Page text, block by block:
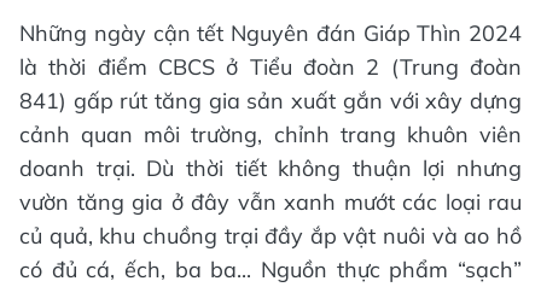
Những ngày cận tết Nguyên đán Giáp Thìn 2024
là thời điểm CBCS ở Tiểu đoàn 2 (Trung đoàn
841) gấp rút tăng gia sản xuất gắn với xây dựng
cảnh quan môi trường, chỉnh trang khuôn viên
doanh trại. Dù thời tiết không thuận lợi nhưng
vườn tăng gia ở đây vẫn xanh mướt các loại rau
củ quả, khu chuồng trại đầy ắp vật nuôi và ao hồ
có đủ cá, ếch, ba ba... Nguồn thực phẩm “sạch”